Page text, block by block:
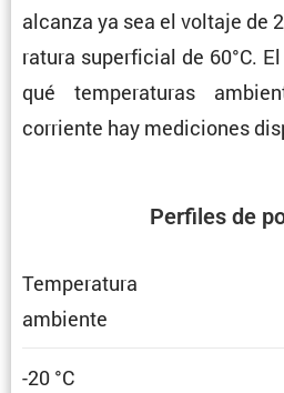
alcanza ya sea el voltaje de
ra­tura super­fi­cial de 60°C.
qué tempe­ra­turas
corriente hay mediciones
Perfiles de
Tempe­ra­tura
ambiente
-20 °C